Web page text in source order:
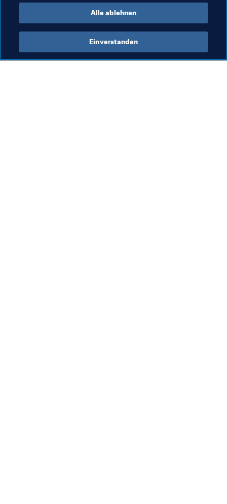
President
Alle ablehnen
Einverstanden